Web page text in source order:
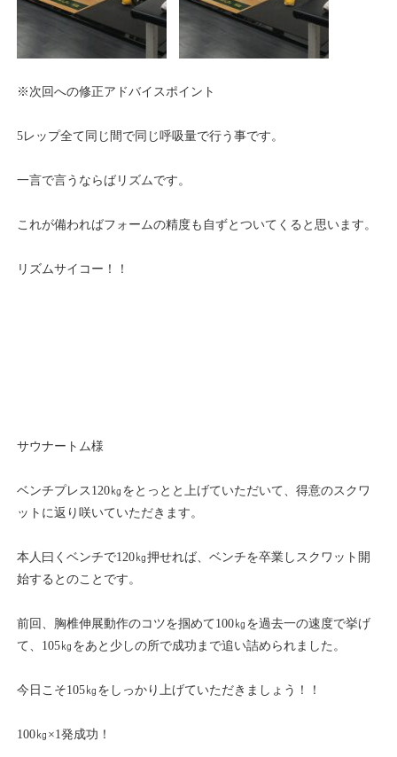
※次回への修正アドバイスポイント
5レップ全て同じ間で同じ呼吸量で行う事です。
一言で言うならばリズムです。
これが備わればフォームの精度も自ずとついてくると思います。
リズムサイコー！！
サウナートム様
ベンチプレス120㎏をとっとと上げていただいて、得意のスクワ
ットに返り咲いていただきます。
本人曰くベンチで120㎏押せれば、ベンチを卒業しスクワット開
始するとのことです。
前回、胸椎伸展動作のコツを掴めて100㎏を過去一の速度で挙げ
て、105㎏をあと少しの所で成功まで追い詰められました。
今日こそ105㎏をしっかり上げていただきましょう！！
100㎏×1発成功！